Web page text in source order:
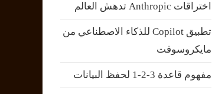
اختراقات Anthropic تدهش العالم
تطبيق Copilot للذكاء الاصطناعي من
مايكروسوفت
مفهوم قاعدة 3-2-1 لحفظ البيانات